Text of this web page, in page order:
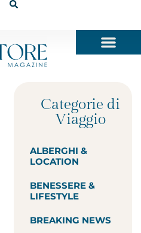
Categorie di
Viaggio
ALBERGHI &
LOCATION
BENESSERE &
LIFESTYLE
BREAKING NEWS